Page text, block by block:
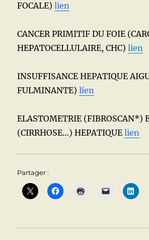
FOCALE)lien
CANCER PRIMITIF DU FOIE
HEPATOCELLULAIRE, CHC)lien
INSUFFISANCE HEPATIQUE
FULMINANTE)lien
ELASTOMETRIE (FIBROSCAN*)
(CIRRHOSE…) HEPATIQUElien
Partager :